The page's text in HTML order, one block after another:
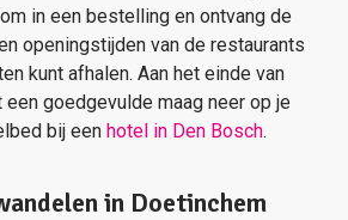
in een bestelling en ontvang de
openingstijden van de restaurants
kunt afhalen. Aan het einde van
goedgevulde maag neer op je
bij een hotel in Den Bosch.
in Doetinchem